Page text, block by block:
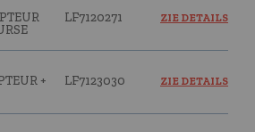
LF7120271 ZIE DETAILS
+
LF7123030 ZIE DETAILS